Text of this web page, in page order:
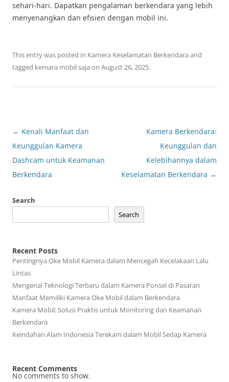
sehari-hari. Dapatkan pengalaman berkendara yang lebih
menyenangkan dan efisien dengan mobil ini.
This entry was posted in Kamera Keselamatan Berkendara and
tagged kemara mobil saja on August 26, 2025.
Post
navigation
← Kenali Manfaat dan
Keunggulan Kamera
Dashcam untuk Keamanan
Berkendara
Kamera Berkendara:
Keunggulan dan
Kelebihannya dalam
Keselamatan Berkendara →
Search
Search
Recent Posts
Pentingnya Oke Mobil Kamera dalam Mencegah Kecelakaan Lalu
Lintas
Mengenal Teknologi Terbaru dalam Kamera Ponsel di Pasaran
Manfaat Memiliki Kamera Oke Mobil dalam Berkendara
Kamera Mobil: Solusi Praktis untuk Monitoring dan Keamanan
Berkendara
Keindahan Alam Indonesia Terekam dalam Mobil Sedap Kamera
Recent Comments
No comments to show.